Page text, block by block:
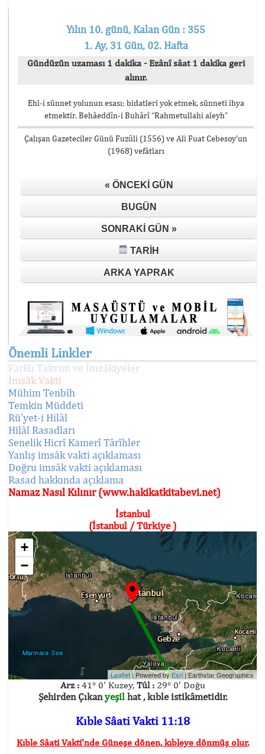
Yılın 10. günü, Kalan Gün : 355
1. Ay, 31 Gün, 02. Hafta
Gündüzün uzaması 1 dakika - Ezânî sâat 1 dakika geri
alınır.
Ehl-i sünnet yolunun esası; bidatleri yok etmek, sünneti ihya
etmektir. Behâeddîn-i Buhârî “Rahmetullahi aleyh”
Çalışan Gazeteciler Günü Fuzûli (1556) ve Ali Fuat Cebesoy’un
(1968) vefâtları
« ÖNCEKI GÜN
BUGÜN
SONRAKI GÜN »
TARIH
ARKA YAPRAK
Önemli Linkler
Farklı Takvim ve İmsâkiyeler
İmsâk Vakti
Mühim Tenbîh
Temkin Müddeti
Rü'yet-i Hilâl
Hilâl Rasadları
Senelik Hicrî Kamerî Târîhler
Yanlış imsâk vakti açıklaması
Doğru imsâk vakti açıklaması
Rasad hakkında açıklama
Namaz Nasıl Kılınır (www.hakikatkitabevi.net)
İstanbul
(İstanbul / Türkiye )
+
−
Leaflet| Powered byEsri |Earthstar Geographics
Arz :41° 0' Kuzey, Tûl :29° 0' Doğu
Şehirden Çıkanyeşilhat , kıble istikâmetidir.
Kıble Sâati Vakti 11:18
Kıble Sâati Vakti'nde Güneşe dönen, kıbleye dönmüş olur.